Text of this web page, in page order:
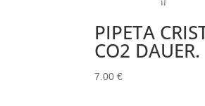
PIPETA
CO2 DAUER.
7.00€